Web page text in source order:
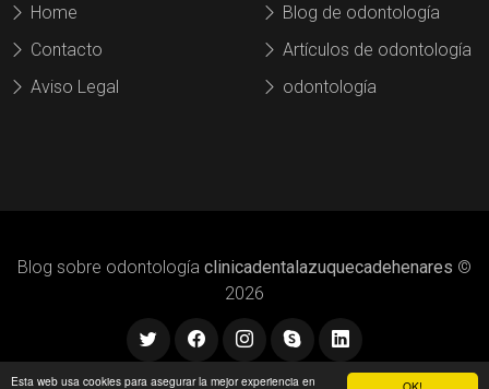
Esta web usa cookies para asegurar la mejor experiencia en
Home
Contacto
Aviso Legal
Blog de odontología
Artículos de odontología
odontología
Blog sobre odontología clinicadentalazuquecadehenares ©
2026